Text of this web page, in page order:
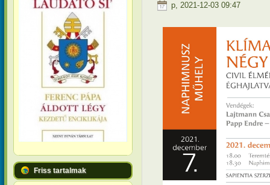
Friss tartalmak
p, 2021-12-03 09:47